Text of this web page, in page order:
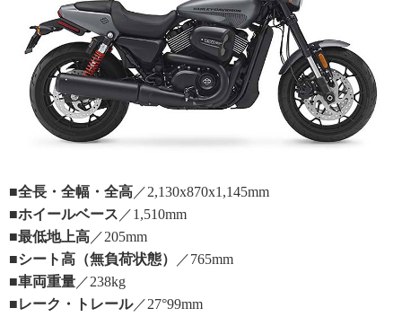
■全長・全幅・全高 ／2,130x870x1,145mm
■ホイールベース ／1,510mm
■最低地上高 ／205mm
■シート高（無負荷状態）
／765mm
■車両重量／238kg
■レーク・トレール／27°99mm